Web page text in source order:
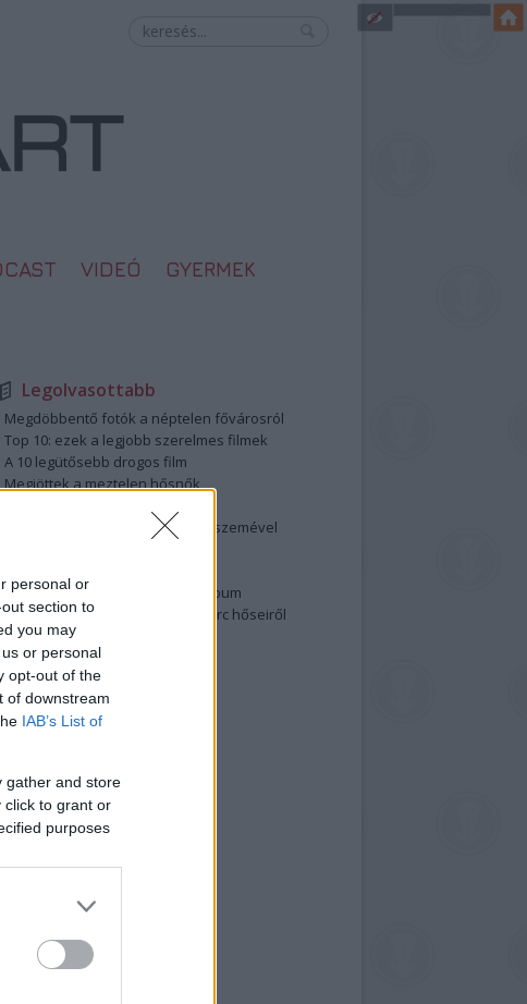
personal or
section to
you may
or personal
opt-out of the
of downstream
IAB’s List of
gather and store
click to grant or
purposes
VIDEÓ GYERMEK
Legolvasottabb
Megdöbbentő fotók a néptelen fővárosról
Top 10: ezek a legjobb szerelmes filmek
A 10 legütősebb drogos film
Megjöttek a meztelen hősnők
A forradalom egy holland fotós szemével
Készülőben a nagy meztelen album
Nézd meg a 48-as szabadságharc hőseiről
készült fotókat!
feliratkozás